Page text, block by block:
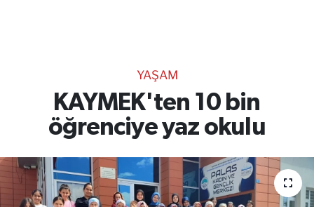
YAŞAM
KAYMEK'ten 10 bin
öğrenciye yaz okulu
RESMİ İLANLAR
Gencsesfm Canlı Dinle